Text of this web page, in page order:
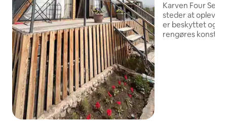
Karven Four
steder at opleve
er beskyttet og
rengøres